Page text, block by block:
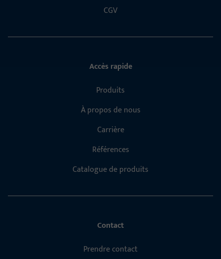
CGV
Accès rapide
Produits
À propos de nous
Carrière
Références
Catalogue de produits
Contact
Prendre contact